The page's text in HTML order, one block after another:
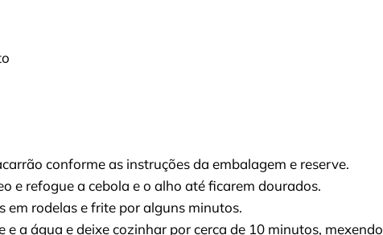
conforme as instruções da embalagem e reserve.
e refogue a cebola e o alho até ficarem dourados.
em rodelas e frite por alguns minutos.
a água e deixe cozinhar por cerca de 10 minutos, mexendo